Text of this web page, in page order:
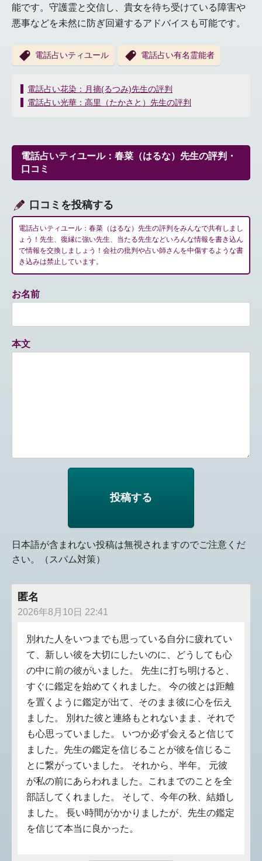
能です。守護霊と交信し、貴女を待ち受けている障害や
悪事などを未然に防ぎ回避するアドバイスも可能です。
電話占いティユール 電話占い有名霊能者
投
稿
ー
シ
ョ
電話占い花染：月摘(るつみ)先生の評判
電話占い光華：高里（たかさと）先生の評判
電話占いティユール：春菜（はるな）先生の評判・
口コミ
口コミを投稿する
電話占いティユール：春菜（はるな）先生の評判をみんなで共有しまし
ょう！先生、復縁に強い先生、当たる先生などいろんな情報を書き込ん
で情報を交換しましょう！会社の批判や占い師さんを中傷するような書
き込みは禁止しています。
お名前
本文
日本語が含まれない投稿は無視されますのでご注意くだ
さい。（スパム対策）
匿名
2026年8月10日 22:41
別れた人をいつまでも思っている自分に疲れてい
て、新しい彼を大切にしたいのに、どうしても心
の中に前の彼がいました。 先生に打ち明けると、
すぐに鑑定を始めてくれました。 今の彼とは距離
を置くように鑑定が出て、そのまま彼に心を伝え
ました。 別れた彼と連絡もとれないまま、それで
も心思っていました。 いつか必ず会えると信じて
ました。先生の鑑定を信じることが彼を信じるこ
とに繋がっていました。 それから、半年。 元彼
が私の前にあらわれました。これまでのことを全
部話してくれました。 そして、今年の秋、結婚し
ました。 長い時間がかかりましたが、先生の鑑定
を信じて本当に良かった。